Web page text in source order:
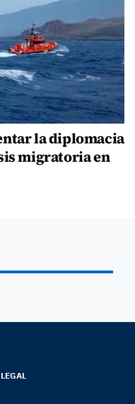
la diplomacia
migratoria en